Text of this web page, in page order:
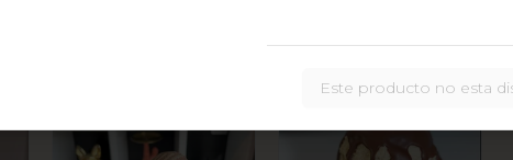
Este producto no esta